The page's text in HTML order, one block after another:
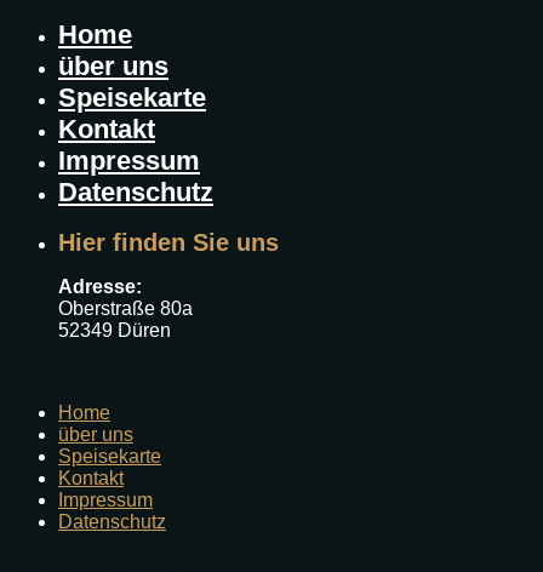
Home
über uns
Speisekarte
Kontakt
Impressum
Datenschutz
Hier finden Sie uns
Adresse:
Oberstraße 80a
52349 Düren
Home
über uns
Speisekarte
Kontakt
Impressum
Datenschutz